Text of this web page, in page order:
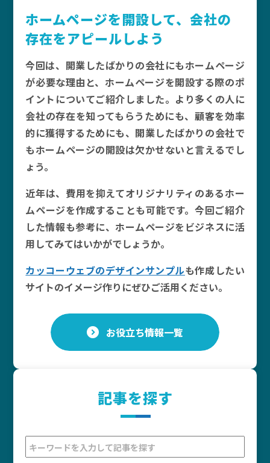
ホームページを開設して、会社の
存在をアピールしよう
今回は、開業したばかりの会社にもホームページ
が必要な理由と、ホームページを開設する際のポ
イントについてご紹介しました。より多くの人に
会社の存在を知ってもらうためにも、顧客を効率
的に獲得するためにも、開業したばかりの会社で
もホームページの開設は欠かせないと言えるでし
ょう。
近年は、費用を抑えてオリジナリティのあるホー
ムページを作成することも可能です。今回ご紹介
した情報も参考に、ホームページをビジネスに活
用してみてはいかがでしょうか。
カッコーウェブのデザインサンプルも作成したい
サイトのイメージ作りにぜひご活用ください。
お役立ち情報一覧
記事を探す